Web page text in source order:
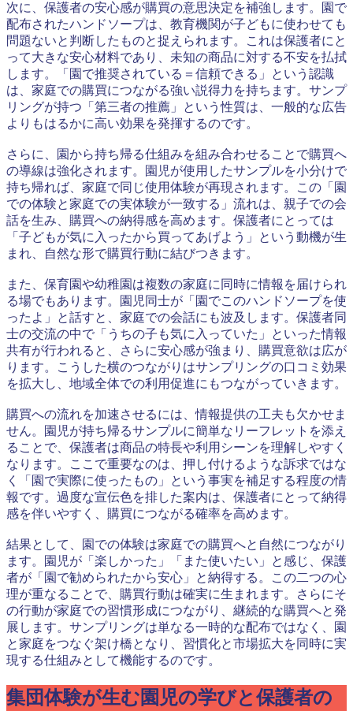
次に、保護者の安心感が購買の意思決定を補強します。園で
配布されたハンドソープは、教育機関が子どもに使わせても
問題ないと判断したものと捉えられます。これは保護者にと
って大きな安心材料であり、未知の商品に対する不安を払拭
します。「園で推奨されている＝信頼できる」という認識
は、家庭での購買につながる強い説得力を持ちます。サンプ
リングが持つ「第三者の推薦」という性質は、一般的な広告
よりもはるかに高い効果を発揮するのです。
さらに、園から持ち帰る仕組みを組み合わせることで購買へ
の導線は強化されます。園児が使用したサンプルを小分けで
持ち帰れば、家庭で同じ使用体験が再現されます。この「園
での体験と家庭での実体験が一致する」流れは、親子での会
話を生み、購買への納得感を高めます。保護者にとっては
「子どもが気に入ったから買ってあげよう」という動機が生
まれ、自然な形で購買行動に結びつきます。
また、保育園や幼稚園は複数の家庭に同時に情報を届けられ
る場でもあります。園児同士が「園でこのハンドソープを使
ったよ」と話すと、家庭での会話にも波及します。保護者同
士の交流の中で「うちの子も気に入っていた」といった情報
共有が行われると、さらに安心感が強まり、購買意欲は広が
ります。こうした横のつながりはサンプリングの口コミ効果
を拡大し、地域全体での利用促進にもつながっていきます。
購買への流れを加速させるには、情報提供の工夫も欠かせま
せん。園児が持ち帰るサンプルに簡単なリーフレットを添え
ることで、保護者は商品の特長や利用シーンを理解しやすく
なります。ここで重要なのは、押し付けるような訴求ではな
く「園で実際に使ったもの」という事実を補足する程度の情
報です。過度な宣伝色を排した案内は、保護者にとって納得
感を伴いやすく、購買につながる確率を高めます。
結果として、園での体験は家庭での購買へと自然につながり
ます。園児が「楽しかった」「また使いたい」と感じ、保護
者が「園で勧められたから安心」と納得する。この二つの心
理が重なることで、購買行動は確実に生まれます。さらにそ
の行動が家庭での習慣形成につながり、継続的な購買へと発
展します。サンプリングは単なる一時的な配布ではなく、園
と家庭をつなぐ架け橋となり、習慣化と市場拡大を同時に実
現する仕組みとして機能するのです。
集団体験が生む園児の学びと保護者の